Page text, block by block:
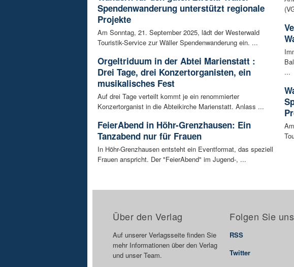
Spendenwanderung unterstützt regionale
Projekte
Am Sonntag, 21. September 2025, lädt der Westerwald
Touristik-Service zur Wäller Spendenwanderung ein. ...
Orgeltriduum in der Abtei Marienstatt :
Drei Tage, drei Konzertorganisten, ein
musikalisches Fest
Auf drei Tage verteilt kommt je ein renommierter
Konzertorganist in die Abteikirche Marienstatt. Anlass ...
FeierAbend in Höhr-Grenzhausen: Ein
Tanzabend nur für Frauen
In Höhr-Grenzhausen entsteht ein Eventformat, das speziell
Frauen anspricht. Der "FeierAbend" im Jugend-, ...
...
Über den Verlag
Auf unserer Verlagsseite finden Sie
mehr Informationen über den Verlag
und unser Team.
Folgen Sie uns
RSS
Twitter